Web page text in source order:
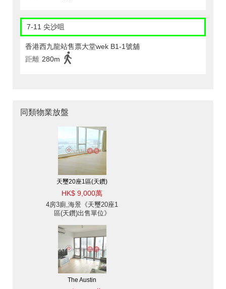
7-11 尖沙咀
香港西九龍站售票大堂wek B1-1號舖
距離 280m
同類物業放盤
天璽20座1區(天鑽)
HK$ 9,000萬
4房3廁,海景《天璽20座1
區(天鑽)出售單位》
The Austin